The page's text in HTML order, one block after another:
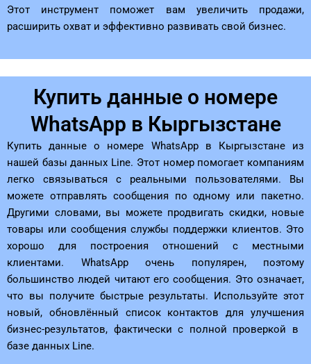
Этот инструмент поможет вам увеличить продажи,
расширить охват и эффективно развивать свой бизнес.
Купить данные о номере
WhatsApp в Кыргызстане
Купить данные о номере WhatsApp в Кыргызстане из
нашей базы данных Line. Этот номер помогает компаниям
легко связываться с реальными пользователями. Вы
можете отправлять сообщения по одному или пакетно.
Другими словами, вы можете продвигать скидки, новые
товары или сообщения службы поддержки клиентов. Это
хорошо для построения отношений с местными
клиентами. WhatsApp очень популярен, поэтому
большинство людей читают его сообщения. Это означает,
что вы получите быстрые результаты. Используйте этот
новый, обновлённый список контактов для улучшения
бизнес-результатов, фактически с полной проверкой в ​​
базе данных Line.